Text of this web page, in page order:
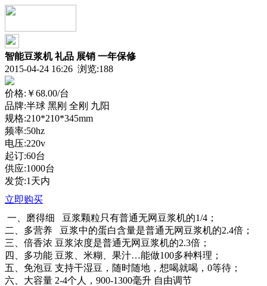
智能豆浆机 礼品 展销 一年保修
2015-04-24 16:26 浏览:188
价格: ￥68.00/台
品牌:半球 黑刚 全刚 九阳
规格:210*210*345mm
频率:50hz
电压:220v
起订:60台
供应:1000台
发货:1天内
立即购买
一、磨得细 豆浆颗粒只有普通无网豆浆机的1/4；
二、多营养 豆浆中的蛋白含量是普通无网豆浆机的2.4倍；
三、倍香浓 豆浆浓度是普通无网豆浆机的2.3倍；
四、多功能 豆浆、米糊、果汁…能做100多种料理；
五、免泡豆 支持干湿豆，随时随地，想喝就喝，0等待；
六、大容量 2-4个人，900-1300毫升 自由调节